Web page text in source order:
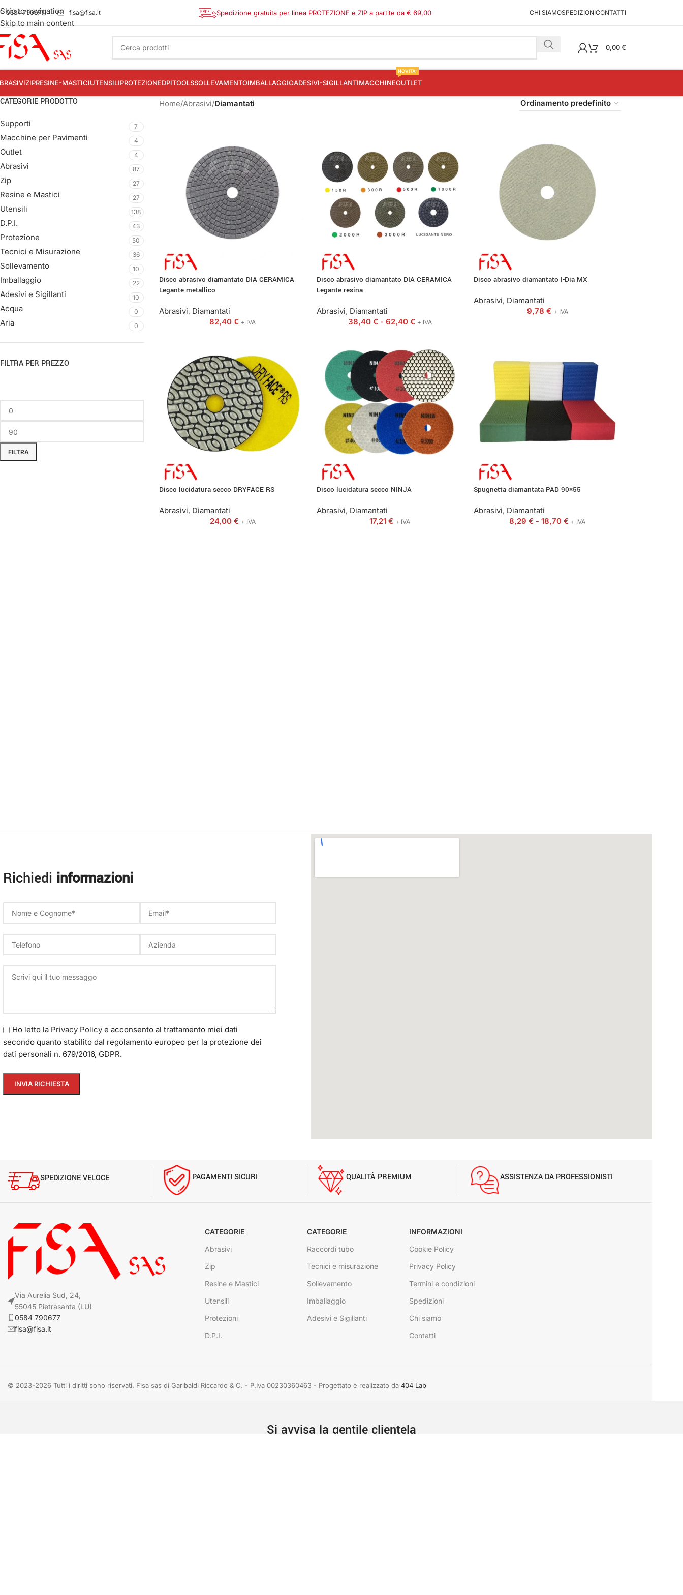
Skip to navigation
Skip to main content
0584 790677 fisa@fisa.it Spedizione gratuita per linea PROTEZIONE e ZIP a partite da € 69,00 CHI SIAMOSPEDIZIONICONTATTI
0,00€
ZIPRESINE-MASTICIUTENSILIPROTEZIONEDPITOOLSSOLLEVAMENTOIMBALLAGGIOADESIVI-SIGILLANTIMACCHINEOUTLET
NOVITA'
CATEGORIE PRODOTTO
Supporti 7
Macchine per Pavimenti 4
Outlet 4
Abrasivi 87
Zip 27
Resine e Mastici 27
Utensili 138
D.P.I. 43
Protezione 50
Tecnici e Misurazione 36
Sollevamento 10
Imballaggio 22
Adesivi e Sigillanti 10
Acqua 0
Aria 0
FILTRA PER PREZZO
FILTRA
Home/Abrasivi/Diamantati
Disco abrasivo diamantato DIA CERAMICA
Legante metallico
Abrasivi, Diamantati
82,40€ + IVA
Disco abrasivo diamantato DIA CERAMICA
Legante resina
Abrasivi, Diamantati
38,40 € - 62,40 € + IVA
Disco abrasivo diamantato I-Dia MX
Abrasivi, Diamantati
9,78 € + IVA
Disco lucidatura secco DRYFACE RS
Abrasivi, Diamantati
24,00 € + IVA
Disco lucidatura secco NINJA
Abrasivi, Diamantati
17,21€ + IVA
Spugnetta diamantata PAD 90×55
Abrasivi, Diamantati
8,29€ - 18,70€ + IVA
Richiedi informazioni
Ho letto la Privacy Policy e acconsento al trattamento miei dati
secondo quanto stabilito dal regolamento europeo per la protezione dei
dati personali n. 679/2016, GDPR.
SPEDIZIONE VELOCE PAGAMENTI SICURI QUALITÀ PREMIUM ASSISTENZA DA PROFESSIONISTI
Via Aurelia Sud, 24,
55045 Pietrasanta (LU)
0584 790677
fisa@fisa.it
CATEGORIE
Abrasivi
Zip
Resine e Mastici
Utensili
Protezioni
D.P.I.
CATEGORIE
Raccordi tubo
Tecnici e misurazione
Sollevamento
Imballaggio
Adesivi e Sigillanti
INFORMAZIONI
Cookie Policy
Privacy Policy
Termini e condizioni
Spedizioni
Chi siamo
Contatti
© 2023-2026 Tutti i diritti sono riservati. Fisa sas di Garibaldi Riccardo & C. - P.Iva 00230360463 - Progettato e realizzato da 404 Lab
Si avvisa la gentile clientela